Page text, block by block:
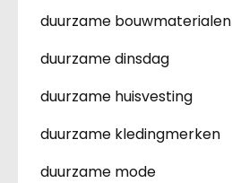
duurzame bouwmaterialen
duurzame dinsdag
duurzame huisvesting
duurzame kledingmerken
duurzame mode